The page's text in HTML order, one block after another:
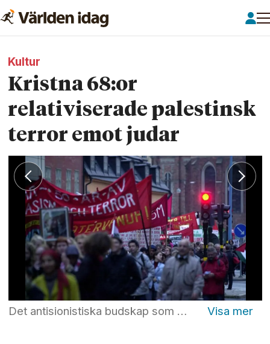
Kultur
Kristna 68:or
relativiserade palestinsk
terror emot judar
Det antisionistiska budskap som med tilltagande intensitet kom att spridas efter sexdagarskriget 1967 utgick huvudsakligen från två kraftfält: ett marxistiskt och ett kristet, skriver Johan Sundeen. Foto: Janerik Henriksson/TT